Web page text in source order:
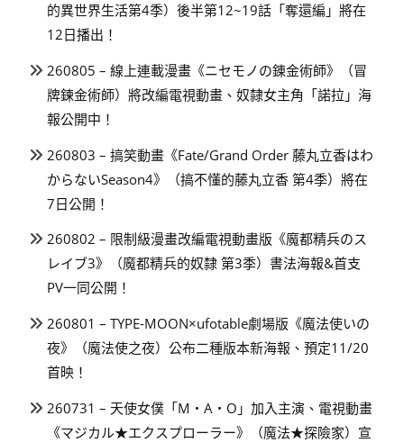
的異世界生活第4季）後半第12~19話「奪還編」將在
12日播出！
260805 – 線上連載漫畫《ニセモノの錬金術師》（冒
牌鍊金術師）將改編電視動畫、奴隸女主角「諾拉」海
報公開中！
260803 – 搞笑動畫《Fate/Grand Order 藤丸立香はわ
からないSeason4》（搞不懂的藤丸立香 第4季）將在
7日公開！
260802 – 限制級漫畫改編電視動畫版《魔都精兵のス
レイブ3》（魔都精兵的奴隸 第3季）書法海報&首支
PV一同公開！
260801 – TYPE-MOON×ufotable劇場版《魔法使いの
夜》（魔法使之夜）公布二種版本新海報、預定11/20
首映！
260731 – 天使女僕「M・A・O」加入主演、電視動畫
《マジカル★エクスプローラー》（魔法★探險家）宣